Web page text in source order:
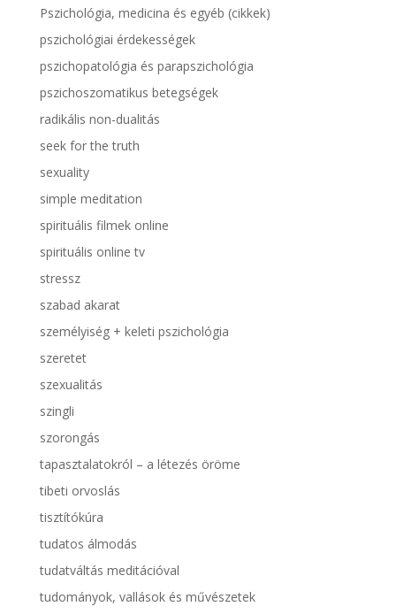
Pszichológia, medicina és egyéb (cikkek)
pszichológiai érdekességek
pszichopatológia és parapszichológia
pszichoszomatikus betegségek
radikális non-dualitás
seek for the truth
sexuality
simple meditation
spirituális filmek online
spirituális online tv
stressz
szabad akarat
személyiség + keleti pszichológia
szeretet
szexualitás
szingli
szorongás
tapasztalatokról – a létezés öröme
tibeti orvoslás
tisztítókúra
tudatos álmodás
tudatváltás meditációval
tudományok, vallások és művészetek